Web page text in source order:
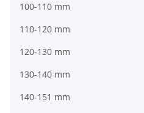
100-110 mm
110-120 mm
120-130 mm
130-140 mm
140-151 mm